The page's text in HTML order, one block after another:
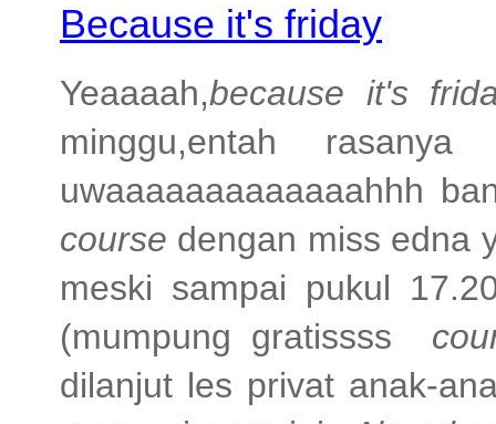
Because it's friday
Yeaaaah,because it's
minggu,entah
uwaaaaaaaaaaaaahhh
course dengan miss edna
meski sampai pukul
(mumpung gratissss
dilanjut les privat anak-